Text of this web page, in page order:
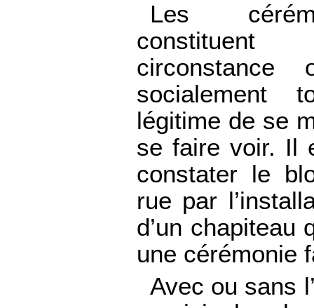
Les
circonstance
légitime de se
se faire voir. Il
constater le
rue par
d’un chapiteau
une cérémonie
Avec ou sans